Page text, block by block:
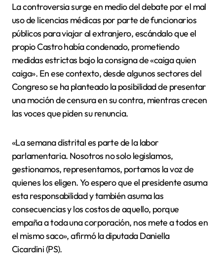
La controversia surge en medio del debate por el mal
uso de licencias médicas por parte de funcionarios
públicos para viajar al extranjero, escándalo que el
propio Castro había condenado, prometiendo
medidas estrictas bajo la consigna de «caiga quien
caiga». En ese contexto, desde algunos sectores del
Congreso se ha planteado la posibilidad de presentar
una moción de censura en su contra, mientras crecen
las voces que piden su renuncia.
«La semana distrital es parte de la labor
parlamentaria. Nosotros no solo legislamos,
gestionamos, representamos, portamos la voz de
quienes los eligen. Yo espero que el presidente asuma
esta responsabilidad y también asuma las
consecuencias y los costos de aquello, porque
empaña a toda una corporación, nos mete a todos en
el mismo saco», afirmó la diputada Daniella
Cicardini (PS).